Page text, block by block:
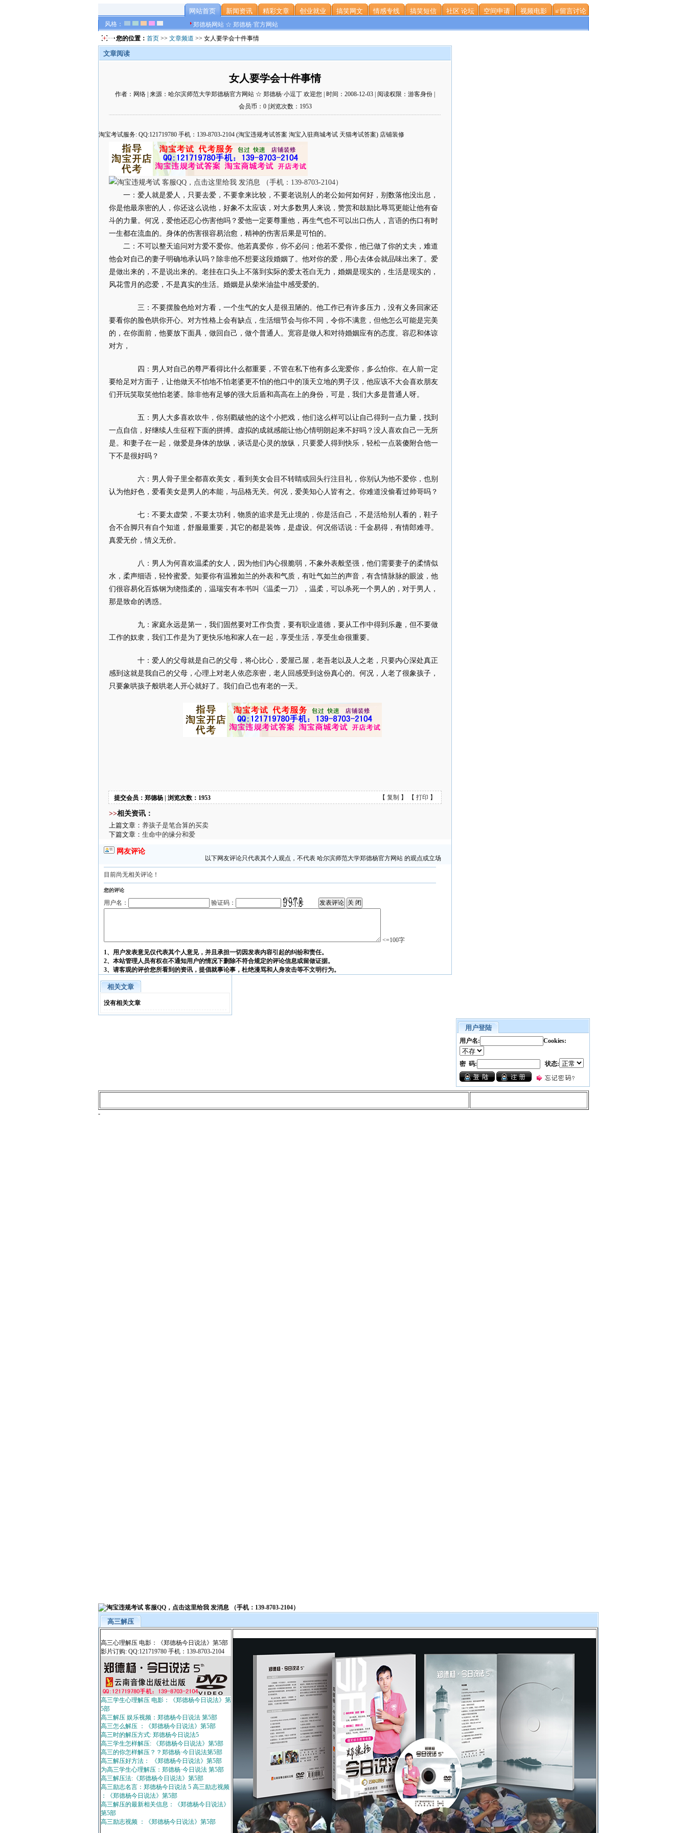
风格：
网站首页 新闻资讯 精彩文章 创业就业 搞笑网文 情感专线 搞笑短信 社区 论坛 空间申请 视频电影 ≌留言讨论
郑德杨网站 ☆ 郑德杨·官方网站
您的位置： 首页 >> 文章频道 >> 女人要学会十件事情
文章阅读
女人要学会十件事情
作者：网络 | 来源：哈尔滨师范大学郑德杨官方网站 ☆ 郑德杨·小逗丁 欢迎您 | 时间：2008-12-03 | 阅读权限：游客身份 |
会员币：0 |浏览次数：1953
淘宝考试服务: QQ:121719780 手机：139-8703-2104 (淘宝违规考试答案 淘宝入驻商城考试 天猫考试答案) 店铺装修
一：爱人就是爱人，只要去爱，不要拿来比较，不要老说别人的老公如何如何好，别数落他没出息，
你是他最亲密的人，你还这么说他，好象不太应该，对大多数男人来说，赞赏和鼓励比辱骂更能让他有奋
斗的力量。何况，爱他还忍心伤害他吗？爱他一定要尊重他，再生气也不可以出口伤人，言语的伤口有时
一生都在流血的。身体的伤害很容易治愈，精神的伤害后果是可怕的。
二：不可以整天追问对方爱不爱你。他若真爱你，你不必问；他若不爱你，他已做了你的丈夫，难道
他会对自己的妻子明确地承认吗？除非他不想要这段婚姻了。他对你的爱，用心去体会就品味出来了。爱
是做出来的，不是说出来的。老挂在口头上不落到实际的爱太苍白无力，婚姻是现实的，生活是现实的，
风花雪月的恋爱，不是真实的生活。婚姻是从柴米油盐中感受爱的。
三：不要摆脸色给对方看，一个生气的女人是很丑陋的。他工作已有许多压力，没有义务回家还
要看你的脸色哄你开心。对方性格上会有缺点，生活细节会与你不同，令你不满意，但他怎么可能是完美
的，在你面前，他要放下面具，做回自己，做个普通人。宽容是做人和对待婚姻应有的态度。容忍和体谅
对方，
四：男人对自己的尊严看得比什么都重要，不管在私下他有多么宠爱你，多么怕你。在人前一定
要给足对方面子，让他做天不怕地不怕老婆更不怕的他口中的顶天立地的男子汉，他应该不大会喜欢朋友
们开玩笑取笑他怕老婆。除非他有足够的强大后盾和高高在上的身份，可是，我们大多是普通人呀。
五：男人大多喜欢吹牛，你别戳破他的这个小把戏，他们这么样可以让自己得到一点力量，找到
一点自信，好继续人生征程下面的拼搏。虚拟的成就感能让他心情明朗起来不好吗？没人喜欢自己一无所
是。和妻子在一起，做爱是身体的放纵，谈话是心灵的放纵，只要爱人得到快乐，轻松一点装傻附合他一
下不是很好吗？
六：男人骨子里全都喜欢美女，看到美女会目不转睛或回头行注目礼，你别认为他不爱你，也别
认为他好色，爱看美女是男人的本能，与品格无关。何况，爱美知心人皆有之。你难道没偷看过帅哥吗？
七：不要太虚荣，不要太功利，物质的追求是无止境的，你是活自己，不是活给别人看的，鞋子
合不合脚只有自个知道，舒服最重要，其它的都是装饰，是虚设。何况俗话说：千金易得，有情郎难寻。
真爱无价，情义无价。
八：男人为何喜欢温柔的女人，因为他们内心很脆弱，不象外表般坚强，他们需要妻子的柔情似
水，柔声细语，轻怜蜜爱。知要你有温雅如兰的外表和气质，有吐气如兰的声音，有含情脉脉的眼波，他
们很容易化百炼钢为绕指柔的，温瑞安有本书叫《温柔一刀》，温柔，可以杀死一个男人的，对于男人，
那是致命的诱惑。
九：家庭永远是第一，我们固然要对工作负责，要有职业道德，要从工作中得到乐趣，但不要做
工作的奴隶，我们工作是为了更快乐地和家人在一起，享受生活，享受生命很重要。
十：爱人的父母就是自己的父母，将心比心，爱屋己屋，老吾老以及人之老，只要内心深处真正
感到这就是我自己的父母，心理上对老人依恋亲密，老人回感受到这份真心的。何况，人老了很象孩子，
只要象哄孩子般哄老人开心就好了。我们自己也有老的一天。
提交会员：郑德杨 | 浏览次数：1953 【 复制 】 【 打印 】
>>相关资讯：
上篇文章： 养孩子是笔合算的买卖
下篇文章： 生命中的缘分和爱
网友评论
以下网友评论只代表其个人观点，不代表 哈尔滨师范大学郑德杨官方网站 的观点或立场
目前尚无相关评论！
您的评论
用户名： 验证码：
<=100字
1、用户发表意见仅代表其个人意见，并且承担一切因发表内容引起的纠纷和责任。
2、本站管理人员有权在不通知用户的情况下删除不符合规定的评论信息或留做证据。
3、请客观的评价您所看到的资讯，提倡就事论事，杜绝漫骂和人身攻击等不文明行为。
相关文章
没有相关文章
用户登陆
用户名: Cookies:
密 码: 状态:
-
高三解压
高三心理解压 电影：《郑德杨今日说法》第5部
影片订购: QQ:121719780 手机：139-8703-2104
高三学生心理解压 电影：《郑德杨今日说法》第
5部
高三解压 娱乐视频：郑德杨今日说法 第5部
高三怎么解压 ：《郑德杨今日说法》第5部
高三时的解压方式: 郑德杨今日说法5
高三学生怎样解压: 《郑德杨今日说法》第5部
高三的你怎样解压？？郑德杨·今日说法第5部
高三解压好方法： 《郑德杨今日说法》第5部
为高三学生心理解压：郑德杨·今日说法 第5部
高三解压法:《郑德杨今日说法》第5部
高三励志名言：郑德杨今日说法 5 高三励志视频
：《郑德杨今日说法》第5部
高三解压的最新相关信息：《郑德杨今日说法》
第5部
高三励志视频 ：《郑德杨今日说法》第5部